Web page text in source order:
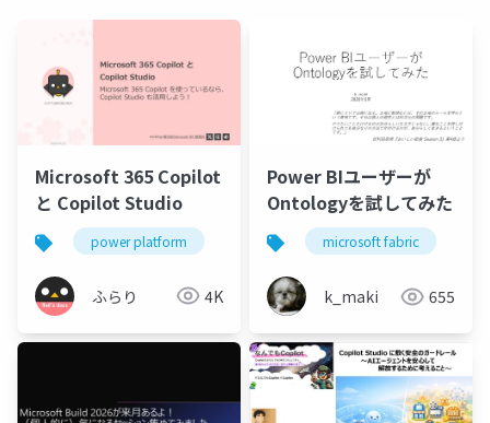
Microsoft 365 Copilot
と Copilot Studio
power platform microsoft 365 microsoft 365
ふらり 4K
Power BIユーザーが
Ontologyを試してみた
microsoft fabric
k_maki 655